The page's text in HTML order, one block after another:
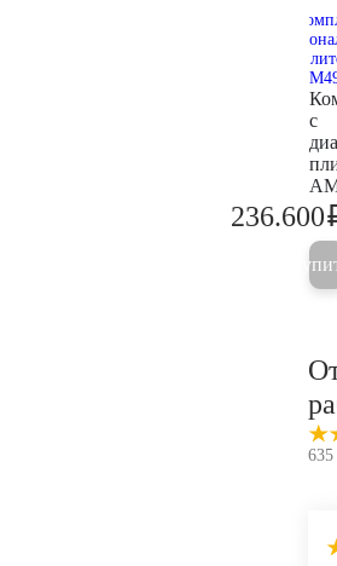
с
236.600
635